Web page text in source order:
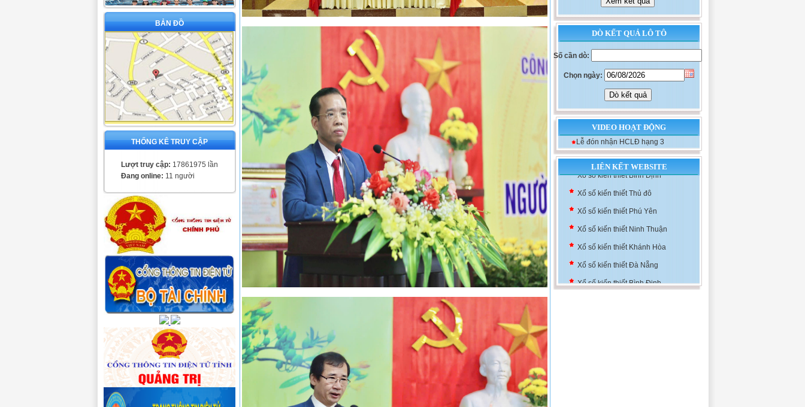
BẢN ĐỒ
THỐNG KÊ TRUY CẬP
Lượt truy cập: 17861975 lần
Đang online: 11 người
DÒ KẾT QUẢ LÔ TÔ
Số cần dò:
Chọn ngày:
VIDEO HOẠT ĐỘNG
Lễ đón nhận HCLĐ hạng 3
LIÊN KẾT WEBSITE
Xổ số kiến thiết Khánh Hòa
Xổ số kiến thiết Đà Nẵng
Xổ số kiến thiết Bình Định
Xổ số kiến thiết Thủ đô
Xổ số kiến thiết Phú Yên
Xổ số kiến thiết Ninh Thuận
Xổ số kiến thiết Khánh Hòa
Xổ số kiến thiết Đà Nẵng
Xổ số kiến thiết Bình Định
Xổ số kiến thiết Thủ đô